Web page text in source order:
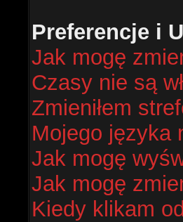
Preferencje i
Jak mogę
Czasy nie są
Zmieniłem
Mojego języka
Jak mogę
Jak mogę
Kiedy klikam